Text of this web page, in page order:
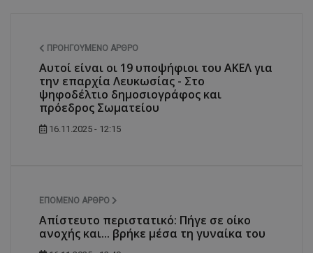
ΠΡΟΗΓΟΎΜΕΝΟ ΆΡΘΡΟ
Αυτοί είναι οι 19 υποψήφιοι του ΑΚΕΛ για
την επαρχία Λευκωσίας - Στο
ψηφοδέλτιο δημοσιογράφος και
πρόεδρος Σωματείου
16.11.2025 - 12:15
ΕΠΌΜΕΝΟ ΆΡΘΡΟ
Απίστευτο περιστατικό: Πήγε σε οίκο
ανοχής και... βρήκε μέσα τη γυναίκα του